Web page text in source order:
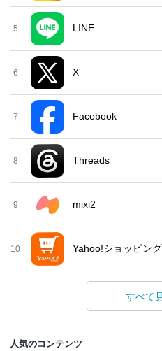
5 LINE
6 X
7 Facebook
8 Threads
9 mixi2
10 Yahoo!ショッピン
すべて
人気のコンテンツ